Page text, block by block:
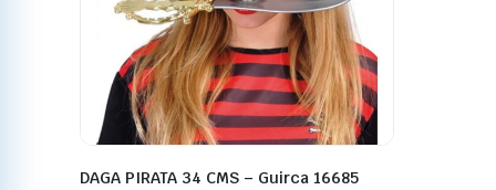
DAGA PIRATA 34 CMS – Guirca 16685